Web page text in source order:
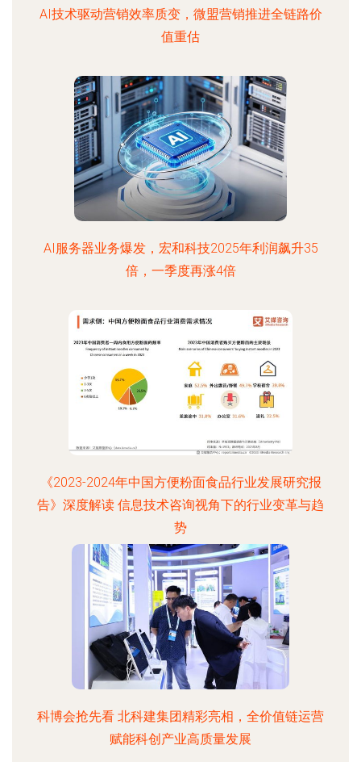
AI技术驱动营销效率质变，微盟营销推进全链路价
值重估
AI服务器业务爆发，宏和科技2025年利润飙升35
倍，一季度再涨4倍
《2023-2024年中国方便粉面食品行业发展研究报
告》深度解读 信息技术咨询视角下的行业变革与趋
势
科博会抢先看 北科建集团精彩亮相，全价值链运营
赋能科创产业高质量发展